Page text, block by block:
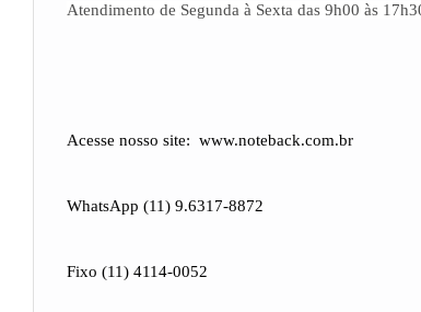
Atendimento de Segunda à Sexta das 9h00 às
Acesse nosso site: www.noteback.com.br
WhatsApp (11) 9.6317-8872
Fixo (11) 4114-0052